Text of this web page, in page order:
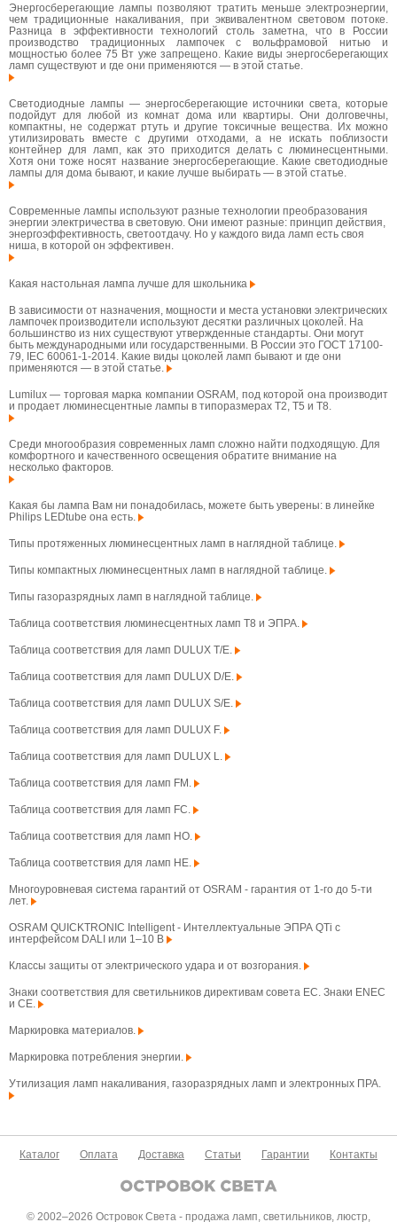
Энергосберегающие лампы позволяют тратить меньше электроэнергии,
чем традиционные накаливания, при эквивалентном световом потоке.
Разница в эффективности технологий столь заметна, что в России
производство традиционных лампочек с вольфрамовой нитью и
мощностью более 75 Вт уже запрещено. Какие виды энергосберегающих
ламп существуют и где они применяются — в этой статье.
Светодиодные лампы — энергосберегающие источники света, которые
подойдут для любой из комнат дома или квартиры. Они долговечны,
компактны, не содержат ртуть и другие токсичные вещества. Их можно
утилизировать вместе с другими отходами, а не искать поблизости
контейнер для ламп, как это приходится делать с люминесцентными.
Хотя они тоже носят название энергосберегающие. Какие светодиодные
лампы для дома бывают, и какие лучше выбирать — в этой статье.
Современные лампы используют разные технологии преобразования
энергии электричества в световую. Они имеют разные: принцип действия,
энергоэффективность, светоотдачу. Но у каждого вида ламп есть своя
ниша, в которой он эффективен.
Какая настольная лампа лучше для школьника
В зависимости от назначения, мощности и места установки электрических
лампочек производители используют десятки различных цоколей. На
большинство из них существуют утвержденные стандарты. Они могут
быть международными или государственными. В России это ГОСТ 17100-
79, IEC 60061-1-2014. Какие виды цоколей ламп бывают и где они
применяются — в этой статье.
Lumilux — торговая марка компании OSRAM, под которой она производит
и продает люминесцентные лампы в типоразмерах T2, T5 и T8.
Среди многообразия современных ламп сложно найти подходящую. Для
комфортного и качественного освещения обратите внимание на
несколько факторов.
Какая бы лампа Вам ни понадобилась, можете быть уверены: в линейке
Philips LEDtube она есть.
Типы протяженных люминесцентных ламп в наглядной таблице.
Типы компактных люминесцентных ламп в наглядной таблице.
Типы газоразрядных ламп в наглядной таблице.
Таблица соответствия люминесцентных ламп T8 и ЭПРА.
Таблица соответствия для ламп DULUX T/E.
Таблица соответствия для ламп DULUX D/E.
Таблица соответствия для ламп DULUX S/E.
Таблица соответствия для ламп DULUX F.
Таблица соответствия для ламп DULUX L.
Таблица соответствия для ламп FM.
Таблица соответствия для ламп FC.
Таблица соответствия для ламп HO.
Таблица соответствия для ламп HE.
Многоуровневая система гарантий от OSRAM - гарантия от 1-го до 5-ти
лет.
OSRAM QUICKTRONIC Intelligent - Интеллектуальные ЭПРА QTi с
интерфейсом DALI или 1–10 В
Классы защиты от электрического удара и от возгорания.
Знаки соответствия для светильников директивам совета ЕС. Знаки ENEC
и CE.
Маркировка материалов.
Маркировка потребления энергии.
Утилизация ламп накаливания, газоразрядных ламп и электронных ПРА.
Каталог Оплата Доставка Статьи Гарантии Контакты
© 2002–2026 Островок Света - продажа ламп, светильников, люстр,